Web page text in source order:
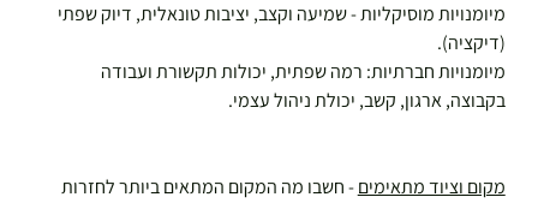
​מיומנויות מוסיקליות - שמיעה וקצב, יציבות טונאלית, דיוק שפתי
(דיקציה).
מיומנויות חברתיות: רמה שפתית, יכולות תקשורת ועבודה
בקבוצה, ארגון, קשב, יכולת ניהול עצמי. ​
מקום וציוד מתאימים - חשבו מה המקום המתאים ביותר לחזרות